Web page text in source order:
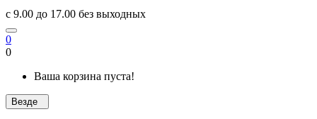
c 9.00 до 17.00 без выходных
0
0
Ваша корзина пуста!
Везде